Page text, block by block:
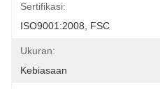
Sertifikasi:
ISO9001:2008, FSC
Ukuran:
Kebiasaan